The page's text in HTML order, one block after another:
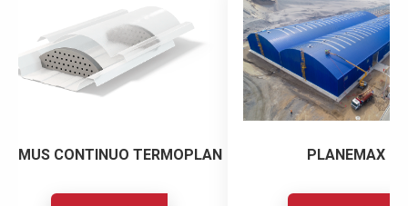
CONTINUO TERMOPLAN PLANEMAX